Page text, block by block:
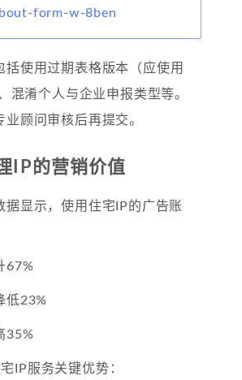
form-w-8ben
括使用过期表格版本（应使用
混淆个人与企业申报类型等。
业顾问审核后再提交。
IP的营销价值
据显示，使用住宅IP的广告账
67%
低23%
35%
IP服务关键优势：